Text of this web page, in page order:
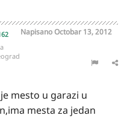
NapisanoOctobar 13, 2012
mesto u garazi u
mesta za jedan